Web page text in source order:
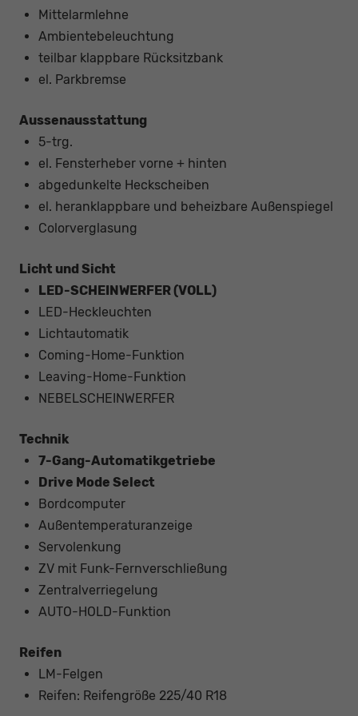
Mittelarmlehne
Ambientebeleuchtung
teilbar klappbare Rücksitzbank
el. Parkbremse
Aussenausstattung
5-trg.
el. Fensterheber vorne + hinten
abgedunkelte Heckscheiben
el. heranklappbare und beheizbare Außenspiegel
Colorverglasung
Licht und Sicht
LED-SCHEINWERFER (VOLL)
LED-Heckleuchten
Lichtautomatik
Coming-Home-Funktion
Leaving-Home-Funktion
NEBELSCHEINWERFER
Technik
7-Gang-Automatikgetriebe
Drive Mode Select
Bordcomputer
Außentemperaturanzeige
Servolenkung
ZV mit Funk-Fernverschließung
Zentralverriegelung
AUTO-HOLD-Funktion
Reifen
LM-Felgen
Reifen: Reifengröße 225/40 R18